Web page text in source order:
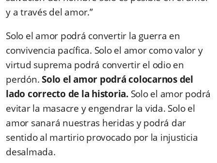
y a través del amor.”
Solo el amor podrá convertir la guerra en
convivencia pacífica. Solo el amor como valor y
virtud suprema podrá convertir el odio en
perdón.Solo el amor podrá colocarnos del
lado correcto de la historia.Solo el amor podrá
evitar la masacre y engendrar la vida. Solo el
amor sanará nuestras heridas y podrá dar
sentido al martirio provocado por la injusticia
desalmada.